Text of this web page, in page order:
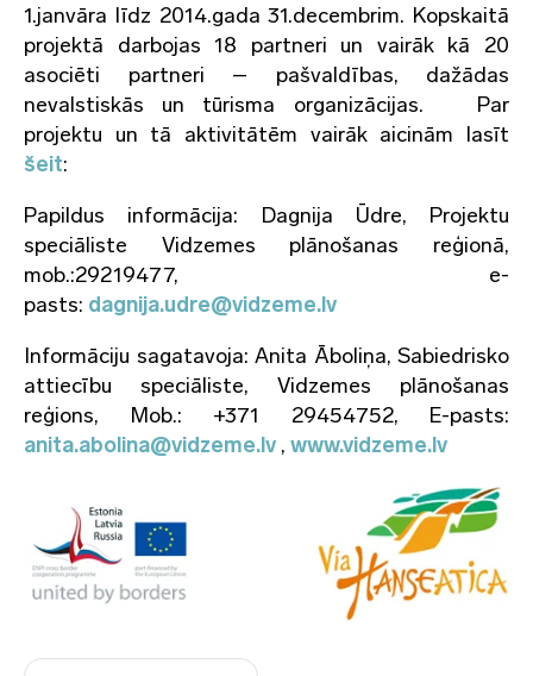
1.janvāra līdz 2014.gada 31.decembrim. Kopskaitā
projektā darbojas 18 partneri un vairāk kā 20
asociēti partneri – pašvaldības, dažādas
nevalstiskās un tūrisma organizācijas. Par
projektu un tā aktivitātēm vairāk aicinām lasīt
šeit:
Papildus informācija: Dagnija Ūdre, Projektu
speciāliste Vidzemes plānošanas reģionā,
mob.:29219477, e-
pasts: dagnija.udre@vidzeme.lv
Informāciju sagatavoja: Anita Āboliņa, Sabiedrisko
attiecību speciāliste, Vidzemes plānošanas
reģions, Mob.: +371 29454752, E-pasts:
anita.abolina@vidzeme.lv , www.vidzeme.lv